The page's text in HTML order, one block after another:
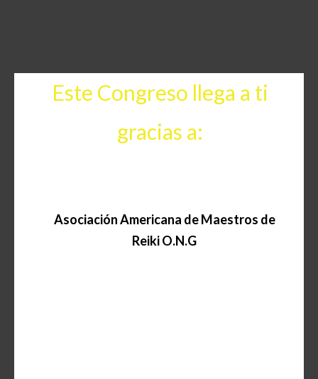
Este Congreso llega a ti
gracias a:
AsociaciónAmericana de Maestros de
Reiki O.N.G